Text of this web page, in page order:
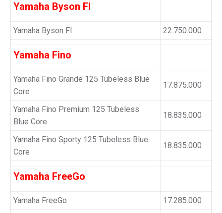
Yamaha Byson FI
Yamaha Byson FI 22.750.000
Yamaha Fino
Yamaha Fino Grande 125 Tubeless Blue
Core
17.875.000
Yamaha Fino Premium 125 Tubeless
Blue Core
18.835.000
Yamaha Fino Sporty 125 Tubeless Blue
Core
18.835.000
Yamaha FreeGo
Yamaha FreeGo
17.285.000